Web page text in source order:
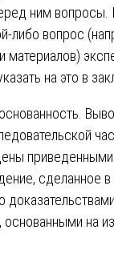
ним
либо вопрос
материалов)
на это в
приведенными
сделанное в
на